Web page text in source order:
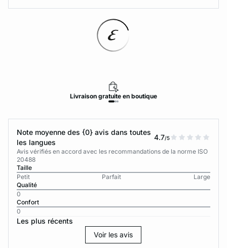
Livraison gratuite en boutique
Note moyenne des {0} avis dans toutes
les langues
4.7/5
Avis vérifiés en accord avec les recommandations de la norme ISO
20488
Taille
Petit
Parfait
Large
Qualité
0
Confort
0
Les plus récents
Voir les avis